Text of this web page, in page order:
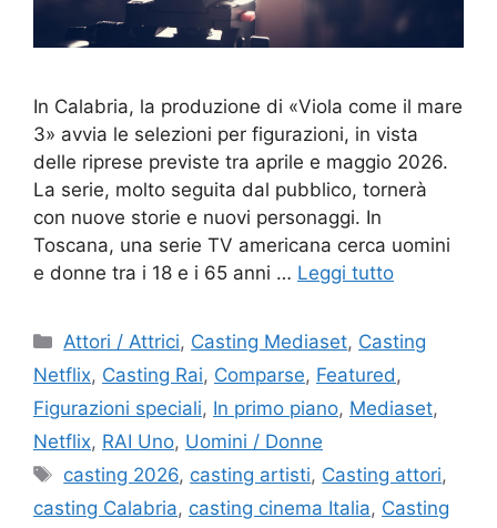
In Calabria, la produzione di «Viola come il mare
3» avvia le selezioni per figurazioni, in vista
delle riprese previste tra aprile e maggio 2026.
La serie, molto seguita dal pubblico, tornerà
con nuove storie e nuovi personaggi. In
Toscana, una serie TV americana cerca uomini
e donne tra i 18 e i 65 anni … Leggi tutto
Categorie
Attori / Attrici, Casting Mediaset, Casting
Netflix, Casting Rai, Comparse, Featured ,
Figurazioni speciali, In primo piano, Mediaset,
Netflix, RAI Uno, Uomini / Donne
Tag
casting 2026, casting artisti, Casting attori,
casting Calabria, casting cinema Italia, Casting